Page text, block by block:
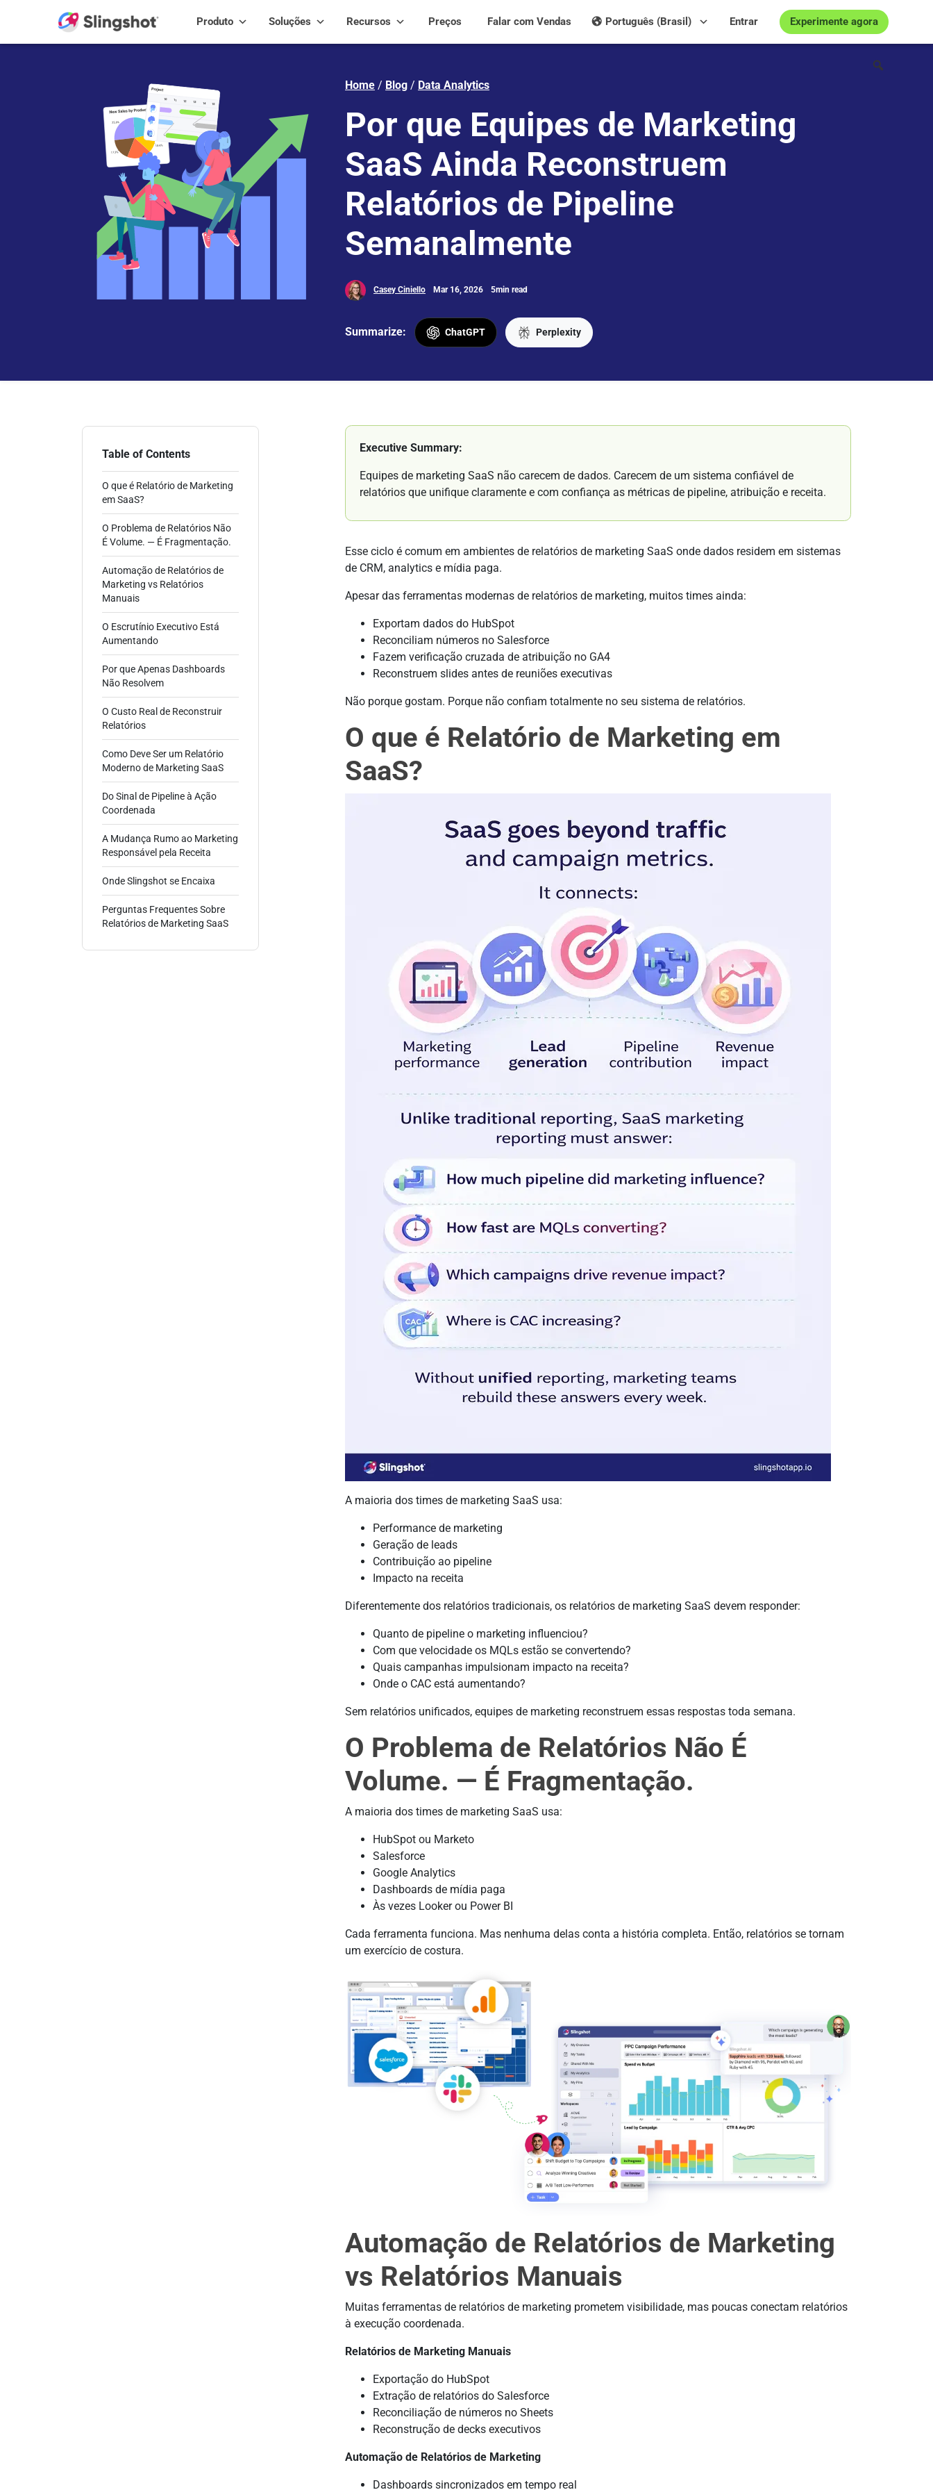
Produto Soluções Recursos Preços Experimente agora
Entrar
Português (Brasil)
Falar com Vendas
Home / Blog / Data Analytics
Por que Equipes de Marketing
SaaS Ainda Reconstruem
Relatórios de Pipeline
Semanalmente
Casey Ciniello Mar 16, 2026 5min read
Summarize: ChatGPT Perplexity
Table of Contents
O que é Relatório de Marketing
em SaaS?
O Problema de Relatórios Não
É Volume. — É Fragmentação.
Automação de Relatórios de
Marketing vs Relatórios
Manuais
O Escrutínio Executivo Está
Aumentando
Por que Apenas Dashboards
Não Resolvem
O Custo Real de Reconstruir
Relatórios
Como Deve Ser um Relatório
Moderno de Marketing SaaS
Do Sinal de Pipeline à Ação
Coordenada
A Mudança Rumo ao Marketing
Responsável pela Receita
Onde Slingshot se Encaixa
Perguntas Frequentes Sobre
Relatórios de Marketing SaaS
Executive Summary:
Equipes de marketing SaaS não carecem de dados. Carecem de um sistema confiável de
relatórios que unifique claramente e com confiança as métricas de pipeline, atribuição e receita.
Esse ciclo é comum em ambientes de relatórios de marketing SaaS onde dados residem em sistemas
de CRM, analytics e mídia paga.
Apesar das ferramentas modernas de relatórios de marketing, muitos times ainda:
Exportam dados do HubSpot
Reconciliam números no Salesforce
Fazem verificação cruzada de atribuição no GA4
Reconstruem slides antes de reuniões executivas
Não porque gostam. Porque não confiam totalmente no seu sistema de relatórios.
O que é Relatório de Marketing em
SaaS?
A maioria dos times de marketing SaaS usa:
Performance de marketing
Geração de leads
Contribuição ao pipeline
Impacto na receita
Diferentemente dos relatórios tradicionais, os relatórios de marketing SaaS devem responder:
Quanto de pipeline o marketing influenciou?
Com que velocidade os MQLs estão se convertendo?
Quais campanhas impulsionam impacto na receita?
Onde o CAC está aumentando?
Sem relatórios unificados, equipes de marketing reconstruem essas respostas toda semana.
O Problema de Relatórios Não É
Volume. — É Fragmentação.
A maioria dos times de marketing SaaS usa:
HubSpot ou Marketo
Salesforce
Google Analytics
Dashboards de mídia paga
Às vezes Looker ou Power BI
Cada ferramenta funciona. Mas nenhuma delas conta a história completa. Então, relatórios se tornam
um exercício de costura.
Automação de Relatórios de Marketing
vs Relatórios Manuais
Muitas ferramentas de relatórios de marketing prometem visibilidade, mas poucas conectam relatórios
à execução coordenada.
Relatórios de Marketing Manuais
Exportação do HubSpot
Extração de relatórios do Salesforce
Reconciliação de números no Sheets
Reconstrução de decks executivos
Automação de Relatórios de Marketing
Dashboards sincronizados em tempo real